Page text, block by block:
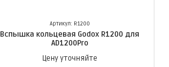
Артикул: R1200
Вспышка кольцевая Godox R1200 для
AD1200Pro
Цену уточняйте